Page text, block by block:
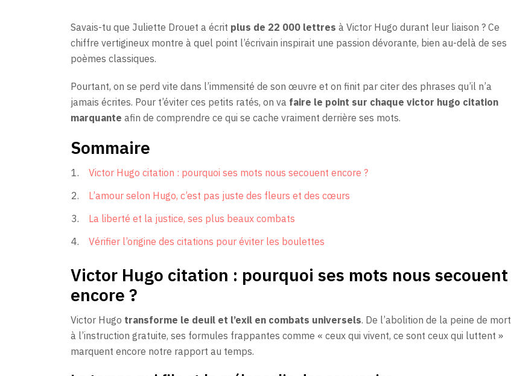
Savais-tu que Juliette Drouet a écrit plus de 22 000 lettres à Victor Hugo durant leur liaison ? Ce
chiffre vertigineux montre à quel point l’écrivain inspirait une passion dévorante, bien au-delà de ses
poèmes classiques.
Pourtant, on se perd vite dans l’immensité de son œuvre et on finit par citer des phrases qu’il n’a
jamais écrites. Pour t’éviter ces petits ratés, on va faire le point sur chaque victor hugo citation
marquante afin de comprendre ce qui se cache vraiment derrière ses mots.
Sommaire
Victor Hugo citation : pourquoi ses mots nous secouent encore ?
L’amour selon Hugo, c’est pas juste des fleurs et des cœurs
La liberté et la justice, ses plus beaux combats
Vérifier l’origine des citations pour éviter les boulettes
Victor Hugo citation : pourquoi ses mots nous secouent
encore ?
Victor Hugo transforme le deuil et l’exil en combats universels. De l’abolition de la peine de mort
à l’instruction gratuite, ses formules frappantes comme « ceux qui vivent, ce sont ceux qui luttent »
marquent encore notre rapport au temps.